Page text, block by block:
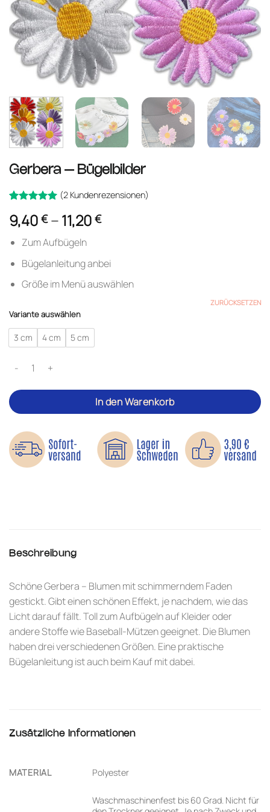
Gerbera – Bügelbilder
mit5von
5, basierend
auf
Kundenbewertungen
(2Kundenrezensionen)
9,40 € –11,20 €Preisspanne:
11,20 €
Zum Aufbügeln
Bügelanleitung anbei
Größe im Menü auswählen
Variante auswählen
3 cm 4 cm 5 cm
ZURÜCKSETZEN
Gerbera - Bügelbilder Menge
In den Warenkorb
Beschreibung
Schöne Gerbera – Blumen mit schimmerndem Faden
gestickt. Gibt einen schönen Effekt, je nachdem, wie das
Licht darauf fällt. Toll zum Aufbügeln auf Kleider oder
andere Stoffe wie Baseball-Mützen geeignet. Die Blumen
haben drei verschiedenen Größen. Eine praktische
Bügelanleitung ist auch beim Kauf mit dabei.
Zusätzliche Informationen
MATERIAL Polyester
Waschmaschinenfest bis 60 Grad. Nicht für